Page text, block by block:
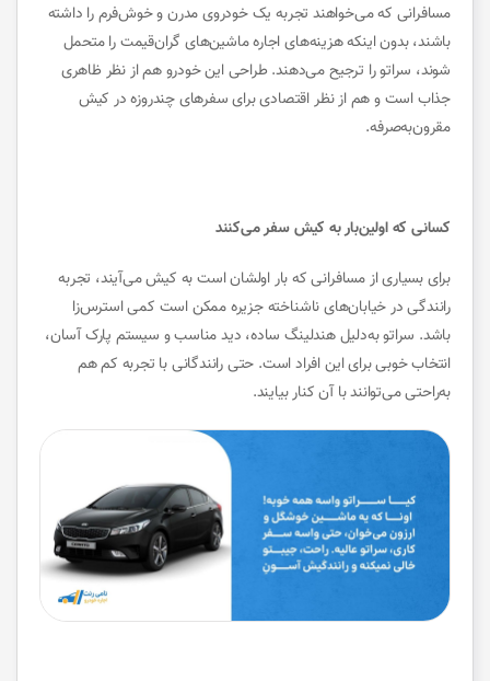
مسافرانی که می‌خواهند تجربه یک خودروی مدرن و خوش‌فرم را داشته
باشند، بدون اینکه هزینه‌های اجاره ماشین‌های گران‌قیمت را متحمل
شوند، سراتو را ترجیح می‌دهند. طراحی این خودرو هم از نظر ظاهری
جذاب است و هم از نظر اقتصادی برای سفرهای چندروزه در کیش
مقرون‌به‌صرفه.
کسانی که اولین‌بار به کیش سفر می‌کنند
برای بسیاری از مسافرانی که بار اولشان است به کیش می‌آیند، تجربه
رانندگی در خیابان‌های ناشناخته جزیره ممکن است کمی استرس‌زا
باشد. سراتو به‌دلیل هندلینگ ساده، دید مناسب و سیستم پارک آسان،
انتخاب خوبی برای این افراد است. حتی رانندگانی با تجربه کم هم
به‌راحتی می‌توانند با آن کنار بیایند.